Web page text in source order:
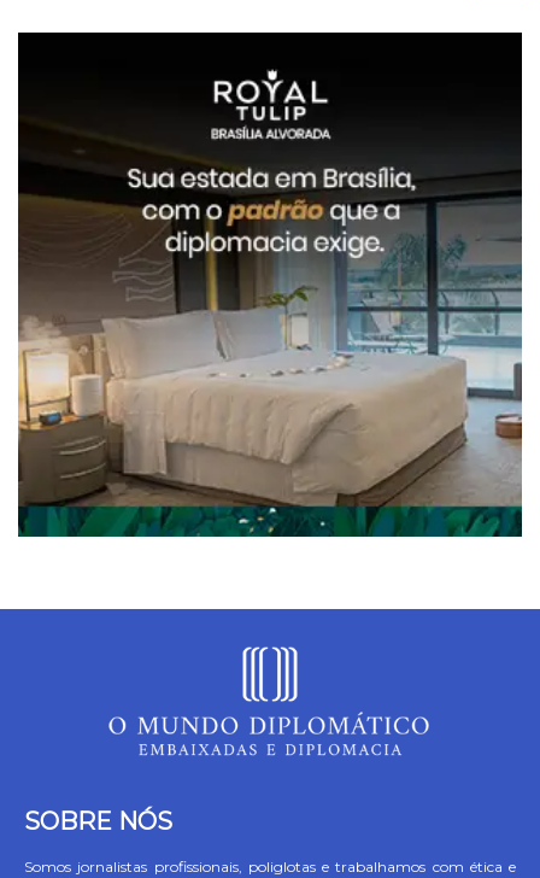
SOBRE NÓS
Somos jornalistas profissionais, poliglotas e trabalhamos com ética e